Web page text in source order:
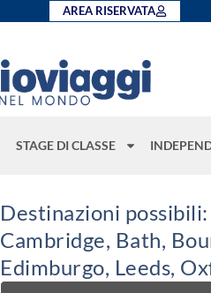
AREA RISERVATA
STAGE DI CLASSE
Destinazioni
Cambridge, Bath,
Edimburgo, Leeds,